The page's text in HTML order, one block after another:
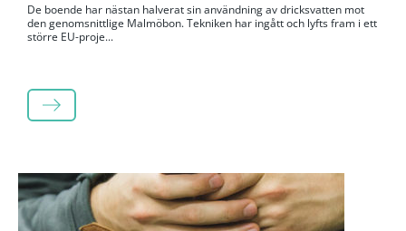
De boende har nästan halverat sin användning av dricksvatten mot
den genomsnittlige Malmöbon. Tekniken har ingått och lyfts fram i ett
större EU-proje...
LÄS MER